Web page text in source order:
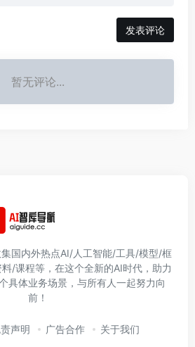
发表评论
暂无评论...
国内外热点AI/人工智能/工具/模型/框
/课程等，在这个全新的AI时代，助力
具体业务场景，与所有人一起努力向
前！
声明 广告合作 关于我们